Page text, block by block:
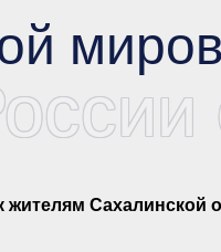
жителям Сахалинской